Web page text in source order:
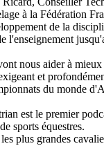
à la Fédération
de la
l'enseignement
nous aider à
et
du monde
est le premier
sports équestres.
plus grandes